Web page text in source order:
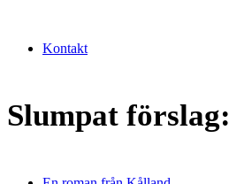
Kontakt
Slumpat förslag: